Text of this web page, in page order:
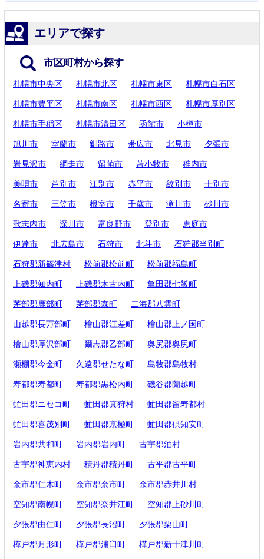
エリアで探す
市区町村から探す
札幌市中央区 札幌市北区 札幌市東区 札幌市白石区
札幌市豊平区 札幌市南区 札幌市西区 札幌市厚別区
札幌市手稲区 札幌市清田区 函館市 小樽市
旭川市 室蘭市 釧路市 帯広市 北見市 夕張市
岩見沢市 網走市 留萌市 苫小牧市 稚内市
美唄市 芦別市 江別市 赤平市 紋別市 士別市
名寄市 三笠市 根室市 千歳市 滝川市 砂川市
歌志内市 深川市 富良野市 登別市 恵庭市
伊達市 北広島市 石狩市 北斗市 石狩郡当別町
石狩郡新篠津村 松前郡松前町 松前郡福島町
上磯郡知内町 上磯郡木古内町 亀田郡七飯町
茅部郡鹿部町 茅部郡森町 二海郡八雲町
山越郡長万部町 檜山郡江差町 檜山郡上ノ国町
檜山郡厚沢部町 爾志郡乙部町 奥尻郡奥尻町
瀬棚郡今金町 久遠郡せたな町 島牧郡島牧村
寿都郡寿都町 寿都郡黒松内町 磯谷郡蘭越町
虻田郡ニセコ町 虻田郡真狩村 虻田郡留寿都村
虻田郡喜茂別町 虻田郡京極町 虻田郡倶知安町
岩内郡共和町 岩内郡岩内町 古宇郡泊村
古宇郡神恵内村 積丹郡積丹町 古平郡古平町
余市郡仁木町 余市郡余市町 余市郡赤井川村
空知郡南幌町 空知郡奈井江町 空知郡上砂川町
夕張郡由仁町 夕張郡長沼町 夕張郡栗山町
樺戸郡月形町 樺戸郡浦臼町 樺戸郡新十津川町